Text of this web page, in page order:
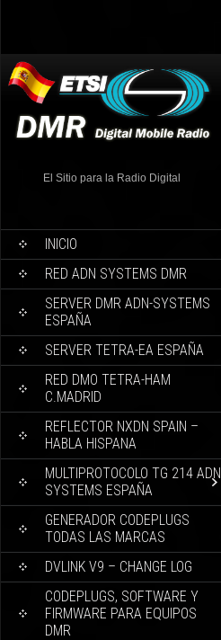
El Sitio para la Radio Digital
INICIO
RED ADN SYSTEMS DMR
SERVER DMR ADN-SYSTEMS
ESPAÑA
SERVER TETRA-EA ESPAÑA
RED DMO TETRA-HAM
C.MADRID
REFLECTOR NXDN SPAIN –
HABLA HISPANA
MULTIPROTOCOLO TG 214 ADN
SYSTEMS ESPAÑA
GENERADOR CODEPLUGS
TODAS LAS MARCAS
DVLINK V9 – CHANGE LOG
CODEPLUGS, SOFTWARE Y
FIRMWARE PARA EQUIPOS
DMR